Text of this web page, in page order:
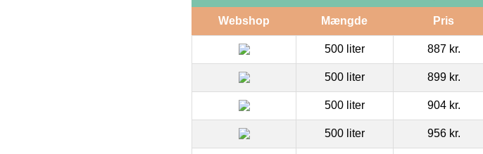
Webshop Mængde Pris
500 liter 887 kr.
500 liter 899 kr.
500 liter 904 kr.
500 liter 956 kr.